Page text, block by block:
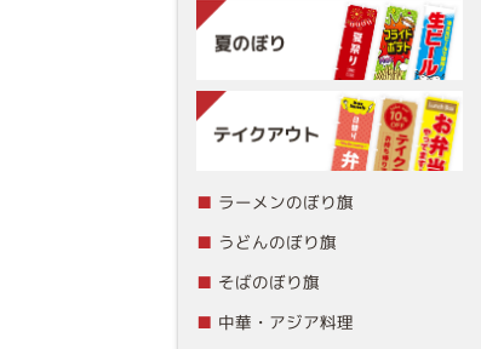
ラーメンのぼり旗
うどんのぼり旗
そばのぼり旗
中華・アジア料理